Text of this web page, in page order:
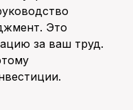
Это
за ваш труд.